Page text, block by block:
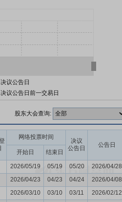
议公告日
议公告日前一交易日
股东大会查询:
网络投票时间
决议
公告日
公告日
开始日 结束日
2026/05/19 05/19 05/20
2026/04/28
2026/04/23 04/23 04/24
2026/04/08
2026/03/10 03/10 03/11
2026/02/12